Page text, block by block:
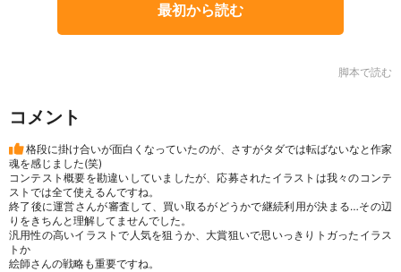
最初から読む
脚本で読む
コメント
格段に掛け合いが面白くなっていたのが、さすがタダでは転ばないなと作家
魂を感じました(笑)
コンテスト概要を勘違いしていましたが、応募されたイラストは我々のコンテ
ストでは全て使えるんですね。
終了後に運営さんが審査して、買い取るがどうかで継続利用が決まる…その辺
りをきちんと理解してませんでした。
汎用性の高いイラストで人気を狙うか、大賞狙いで思いっきりトガったイラス
トか
絵師さんの戦略も重要ですね。